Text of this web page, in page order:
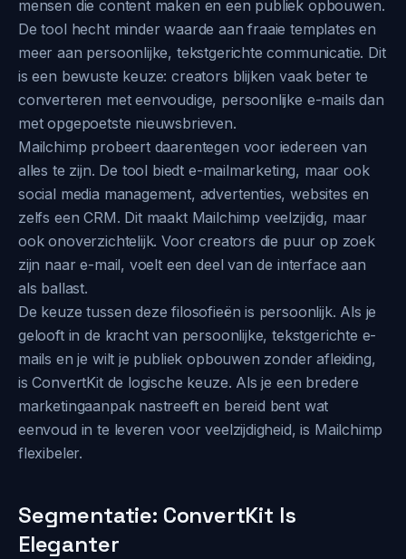
mensen die content maken en een publiek opbouwen.
De tool hecht minder waarde aan fraaie templates en
meer aan persoonlijke, tekstgerichte communicatie. Dit
is een bewuste keuze: creators blijken vaak beter te
converteren met eenvoudige, persoonlijke e-mails dan
met opgepoetste nieuwsbrieven.
Mailchimp probeert daarentegen voor iedereen van
alles te zijn. De tool biedt e-mailmarketing, maar ook
social media management, advertenties, websites en
zelfs een CRM. Dit maakt Mailchimp veelzijdig, maar
ook onoverzichtelijk. Voor creators die puur op zoek
zijn naar e-mail, voelt een deel van de interface aan
als ballast.
De keuze tussen deze filosofieën is persoonlijk. Als je
gelooft in de kracht van persoonlijke, tekstgerichte e-
mails en je wilt je publiek opbouwen zonder afleiding,
is ConvertKit de logische keuze. Als je een bredere
marketingaanpak nastreeft en bereid bent wat
eenvoud in te leveren voor veelzijdigheid, is Mailchimp
flexibeler.
Segmentatie: ConvertKit Is
Eleganter